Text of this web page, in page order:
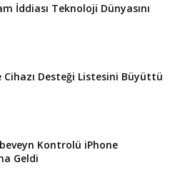
İddiası Teknoloji Dünyasını
Desteği Listesini Büyüttü
Kontrolü iPhone
Geldi